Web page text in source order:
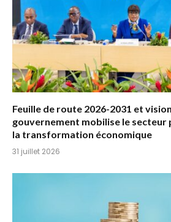
Feuille de route 2026-2031 et
gouvernement mobilise le
la transformation économique
31 juillet 2026